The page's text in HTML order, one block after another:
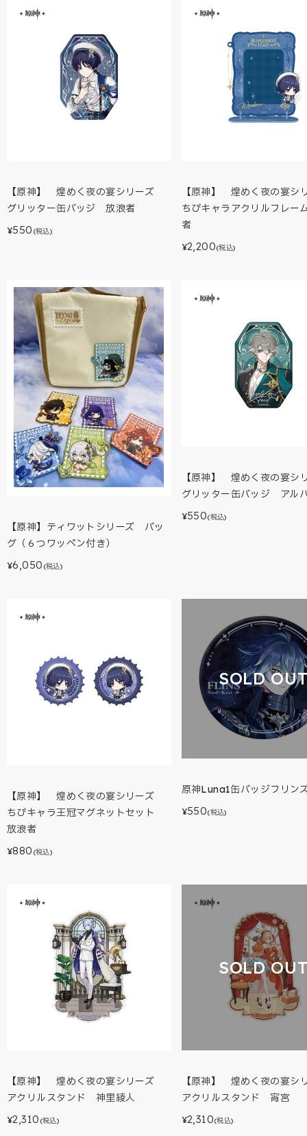
【原神】 煌めく夜の宴シリーズ
グリッター缶バッジ 放浪者
¥550 (税込)
【原神】 煌めく夜の宴
ちびキャラアクリルフレ
者
¥2,200(税込)
【原神】ティワットシリーズ バッ
グ（６つワッペン付き）
¥6,050 (税込)
【原神】 煌めく夜の宴
グリッター缶バッジ アル
¥550(税込)
【原神】 煌めく夜の宴シリーズ
ちびキャラ王冠マグネットセット
放浪者
¥880 (税込)
SOLD
原神Luna1缶バッジフリン
¥550(税込)
【原神】 煌めく夜の宴シリーズ
アクリルスタンド 神里綾人
¥2,310 (税込)
SOLD
【原神】 煌めく夜の宴
アクリルスタンド 宵宮
¥2,310(税込)